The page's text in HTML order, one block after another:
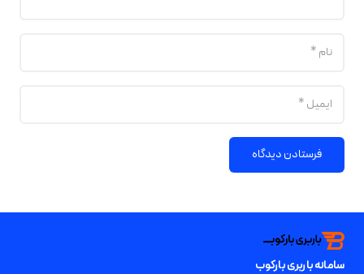
فرستادن دیدگاه
سامانه باربری بارکوب